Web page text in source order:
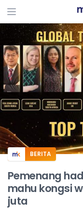
BERITA
Pemenang
mahu kongsi
juta